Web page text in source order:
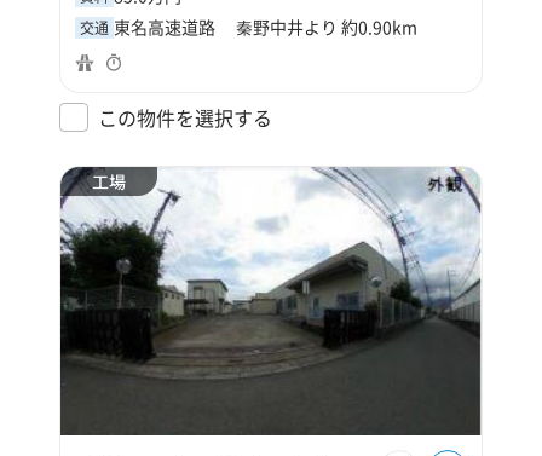
交通 東名高速道路 秦野中井より 約0.90km
この物件を選択する
工場